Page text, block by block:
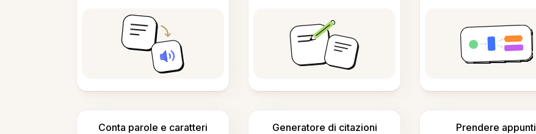
Conta parole e caratteri Generatore di citazioni Prendere appunti